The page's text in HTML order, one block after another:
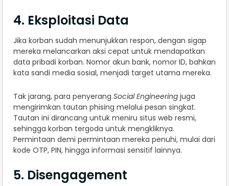
4. Eksploitasi Data
Jika korban sudah menunjukkan respon, dengan sigap
mereka melancarkan aksi cepat untuk mendapatkan
data pribadi korban. Nomor akun bank, nomor ID, bahkan
kata sandi media sosial, menjadi target utama mereka.
Tak jarang, para penyerang Social Engineering juga
mengirimkan tautan phising melalui pesan singkat.
Tautan ini dirancang untuk meniru situs web resmi,
sehingga korban tergoda untuk mengkliknya.
Permintaan demi permintaan mereka penuhi, mulai dari
kode OTP, PIN, hingga informasi sensitif lainnya.
5. Disengagement